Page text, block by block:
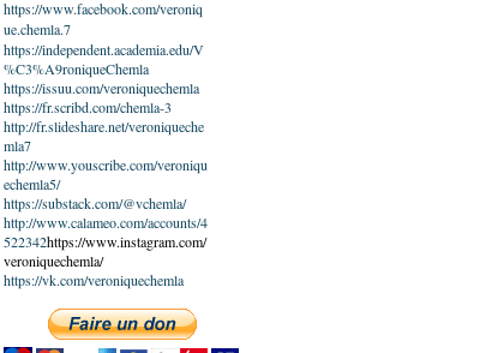
https://www.facebook.com/veroniq
ue.chemla.7
https://independent.academia.edu/V
%C3%A9roniqueChemla
https://issuu.com/veroniquechemla
https://fr.scribd.com/chemla-3
http://fr.slideshare.net/veroniqueche
mla7
http://www.youscribe.com/veroniqu
echemla5/
https://substack.com/@vchemla/
http://www.calameo.com/accounts/4
522342https://www.instagram.com/
veroniquechemla/
https://vk.com/veroniquechemla